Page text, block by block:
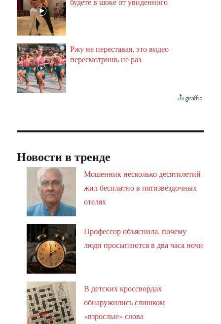
i
Ржу не переставая, это видео
пересмотришь не раз
Новости в тренде
Мошенник несколько десятилетий
жил бесплатно в пятизвёздочных
отелях
Профессор объяснила, почему
люди просыпаются в два часа ночи
В детских кроссвордах
обнаружились слишком
«взрослые» слова